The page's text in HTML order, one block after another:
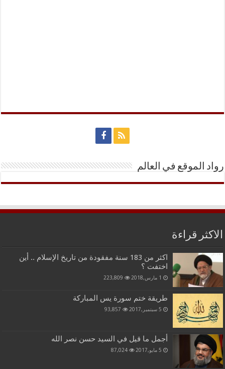
رواد الموقع في العالم
الاكثر قراءة
اكثر من 183 سنة مفقودة من تاريخ الإسلام .. أين
اختفت ؟
1 مارس,2018 223,809
طريقة ختم سورة يس المباركة
5 سبتمبر,2017 93,857
أجمل ما قيل في السيد حسن نصر الله
5 مايو,2017 87,024